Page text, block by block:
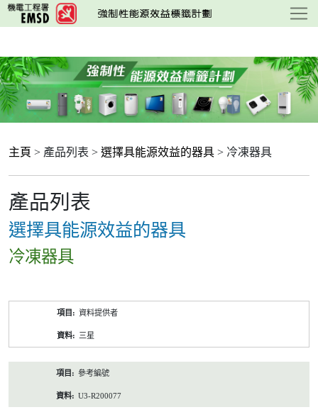
跳
至
要
內
容
主頁 > 產品列表 > 選擇具能源效益的器具 > 冷凍器具
產品列表
選擇具能源效益的器具
冷凍器具
資料提供者
三星
參考編號
U3-R200077